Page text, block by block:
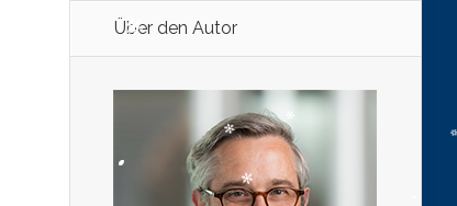
Über den Autor